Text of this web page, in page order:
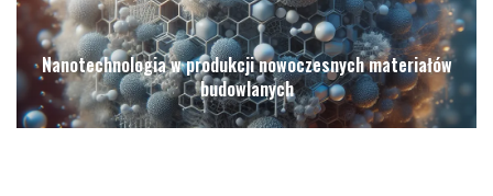
Nanotechnologia w produkcji nowoczesnych materiałów
budowlanych